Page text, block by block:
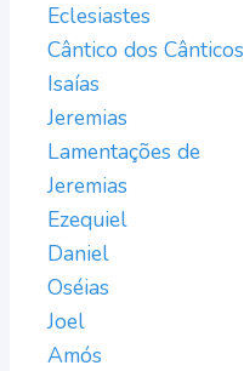
Eclesiastes
Cântico dos Cânticos
Isaías
Jeremias
Lamentações de
Jeremias
Ezequiel
Daniel
Oséias
Joel
Amós